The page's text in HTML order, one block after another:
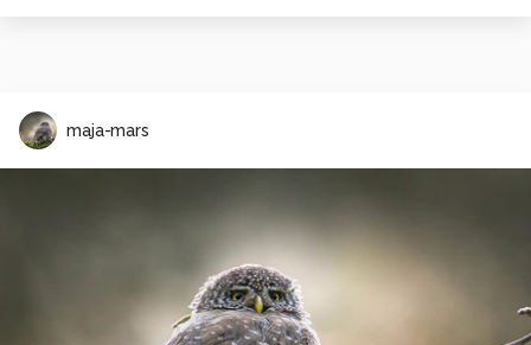
maja-mars